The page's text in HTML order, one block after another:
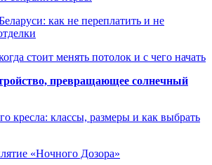
как не переплатить и не
стоит менять потолок и с чего начать
превращающее солнечный
кресла: классы, размеры и как выбрать
«Ночного Дозора»